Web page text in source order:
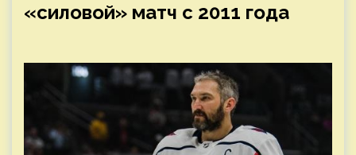
«силовой» матч с 2011 года